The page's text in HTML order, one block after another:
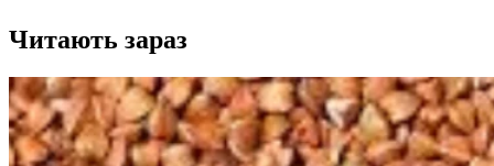
Читають зараз